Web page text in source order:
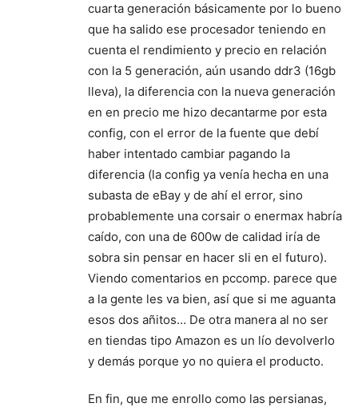
cuarta generación básicamente por lo bueno
que ha salido ese procesador teniendo en
cuenta el rendimiento y precio en relación
con la 5 generación, aún usando ddr3 (16gb
lleva), la diferencia con la nueva generación
en en precio me hizo decantarme por esta
config, con el error de la fuente que debí
haber intentado cambiar pagando la
diferencia (la config ya venía hecha en una
subasta de eBay y de ahí el error, sino
probablemente una corsair o enermax habría
caído, con una de 600w de calidad iría de
sobra sin pensar en hacer sli en el futuro).
Viendo comentarios en pccomp. parece que
a la gente les va bien, así que si me aguanta
esos dos añitos… De otra manera al no ser
en tiendas tipo Amazon es un lío devolverlo
y demás porque yo no quiera el producto.
En fin, que me enrollo como las persianas,